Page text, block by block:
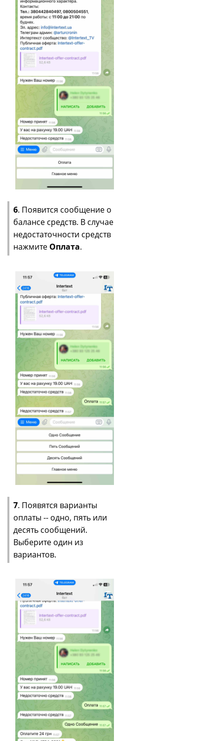
6. Появится сообщение о
балансе средств. В случае
недостаточности средств
нажмите Оплата.
7. Появятся варианты
оплаты -- одно, пять или
десять сообщений.
Выберите один из
вариантов.